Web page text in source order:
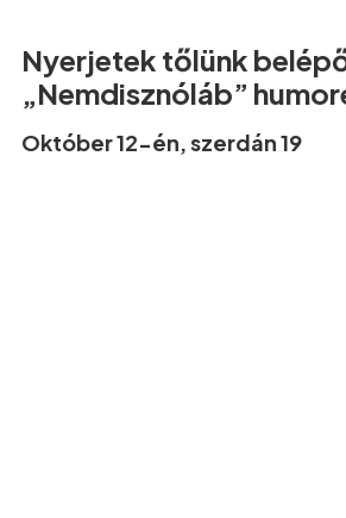
Nyerjetek tőlünk
„Nemdisznóláb”
Október 12-én, szerdán 19